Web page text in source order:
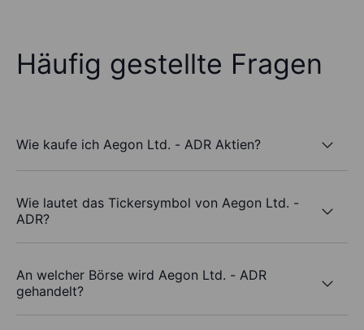
Häufig gestellte Fragen
Wie kaufe ich Aegon Ltd. - ADR Aktien?
Wie lautet das Tickersymbol von Aegon Ltd. -
ADR?
An welcher Börse wird Aegon Ltd. - ADR
gehandelt?